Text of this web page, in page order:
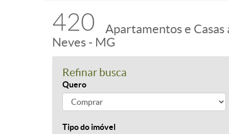
420
Apartamentos e Casas
Neves - MG
Refinar busca
Quero
Tipo do imóvel